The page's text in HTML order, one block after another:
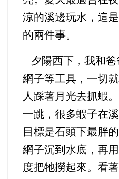
涼的溪邊玩水，這
的兩件事。
夕陽西下，我和爸
網子等工具，一切
人踩著月光去抓蝦
一跳，很多蝦子在
目標是石頭下最胖
網子沉到水底，再
度把牠撈起來。看